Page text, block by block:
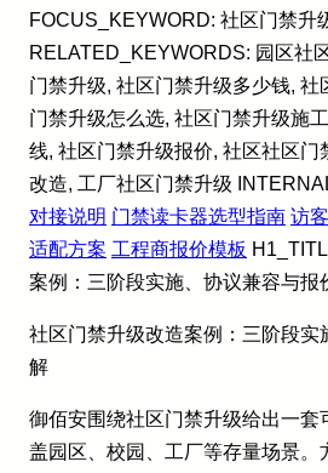
FOCUS_KEYWORD: 社区门禁升
RELATED_KEYWORDS: 园区社
门禁升级, 社区门禁升级多少钱, 社
门禁升级怎么选, 社区门禁升级施
线, 社区门禁升级报价, 社区社区门
改造, 工厂社区门禁升级
对接说明 门禁读卡器选型指南 访
适配方案 工程商报价模板
案例：三阶段实施、协议兼容与报
社区门禁升级改造案例：三阶段实
解
御佰安围绕社区门禁升级给出一套
盖园区、校园、工厂等存量场景。